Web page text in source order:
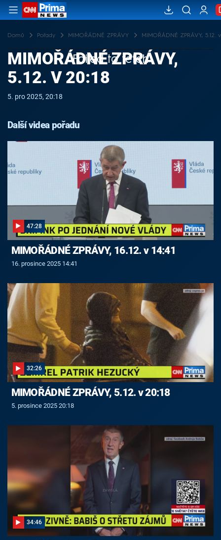
Domů Pořady MIMOŘÁDNÉ ZPRÁVY MIMOŘÁDNÉ ZPRÁVY, 5.12.
Failed to fetch
MIMOŘÁDNÉ ZPRÁVY,
5.12. V 20:18
5. pro 2025, 20:18
Další videa pořadu
47:28
MIMOŘÁDNÉ ZPRÁVY, 16.12. v 14:41
16. prosince 2025 14:41
32:26
MIMOŘÁDNÉ ZPRÁVY, 5.12. v 20:18
5. prosince 2025 20:18
34:46